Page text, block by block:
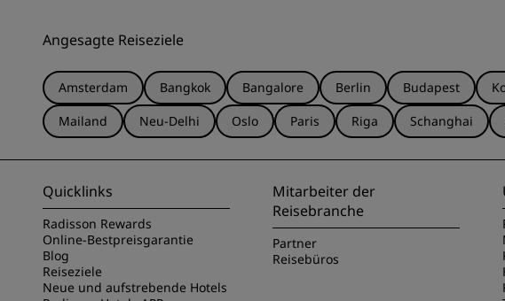
Angesagte Reiseziele
Amsterdam Bangkok Bangalore Berlin Budapest
Mailand
Neu-Delhi Oslo Paris Riga Schanghai
Quicklinks
Radisson Rewards
Online-Bestpreisgarantie
Blog
Reiseziele
Neue und aufstrebende Hotels
Mitarbeiter der
Reisebranche
Partner
Reisebüros